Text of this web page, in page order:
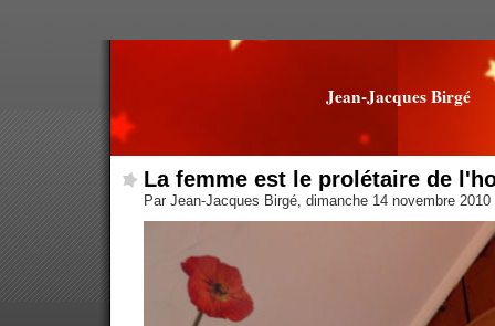
Jean-Jacques Birgé
La femme est le prolétaire de
Par Jean-Jacques Birgé, dimanche 14 novembre